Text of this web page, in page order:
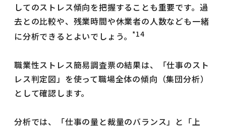
してのストレス傾向を把握することも重要です。過
去との比較や、残業時間や休業者の人数なども一緒
に分析できるとよいでしょう。
*14
職業性ストレス簡易調査票の結果は、「仕事のスト
レス判定図」を使って職場全体の傾向（集団分析）
として確認します。
分析では、「仕事の量と裁量のバランス」と「上